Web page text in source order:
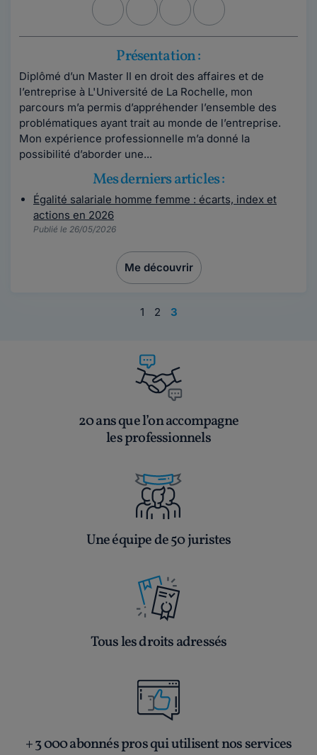
Présentation :
Diplômé d’un Master II en droit des affaires et de
l’entreprise à L'Université de La Rochelle, mon
parcours m’a permis d’appréhender l’ensemble des
problématiques ayant trait au monde de l’entreprise.
Mon expérience professionnelle m’a donné la
possibilité d’aborder une...
Mes derniers articles :
Égalité salariale homme femme : écarts, index et
actions en 2026
Publié le 26/05/2026
Me découvrir
1 2 3
20 ans que l’on accompagne
les professionnels
Une équipe de 50 juristes
Tous les droits adressés
+ 3 000 abonnés pros qui utilisent nos services